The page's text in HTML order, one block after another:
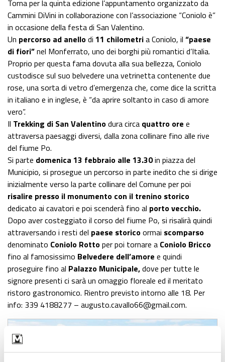
Torna per la quinta edizione l’appuntamento organizzato da
Cammini DiVini in collaborazione con l’associazione “Coniolo è”
in occasione della festa di San Valentino.
Un percorso ad anellodi 11 chilometria Coniolo, il “paese
di fiori”nel Monferrato, uno dei borghi più romantici d’Italia.
Proprio per questa fama dovuta alla sua bellezza, Coniolo
custodisce sul suo belvedere una vetrinetta contenente due
rose, una sorta di vetro d’emergenza che, come dice la scritta
in italiano e in inglese, è “da aprire soltanto in caso di amore
vero”.
Il Trekking di San Valentinodura circa quattro ore e
attraversa paesaggi diversi, dalla zona collinare fino alle rive
del fiume Po.
Si parte domenica 13 febbraio alle 13.30in piazza del
Municipio, si prosegue un percorso in parte inedito che si dirige
inizialmente verso la parte collinare del Comune per poi
risalire presso il monumento con il trenino storico
dedicato ai cavatori e poi scenderà fino al porto vecchio.
Dopo aver costeggiato il corso del fiume Po, si risalirà quindi
attraversando i resti del paese storicoormai scomparso
denominato Coniolo Rottoper poi tornare a Coniolo Bricco
fino al famosissimo Belvedere dell’amore e quindi
proseguire fino al Palazzo Municipale,dove per tutte le
signore presenti ci sarà un omaggio floreale ed il meritato
ristoro gastronomico. Rientro previsto intorno alle 18. Per
info: 339 4188277 – augusto.cavallo66@gmail.com.